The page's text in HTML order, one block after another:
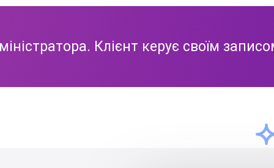
Клієнт керує своїм